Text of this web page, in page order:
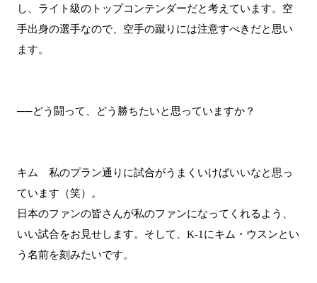
し、ライト級のトップコンテンダーだと考えています。空
手出身の選手なので、空手の蹴りには注意すべきだと思い
ます。
──どう闘って、どう勝ちたいと思っていますか？
キム 私のプラン通りに試合がうまくいけばいいなと思っ
ています（笑）。
日本のファンの皆さんが私のファンになってくれるよう、
いい試合をお見せします。そして、K-1にキム・ウスンとい
う名前を刻みたいです。